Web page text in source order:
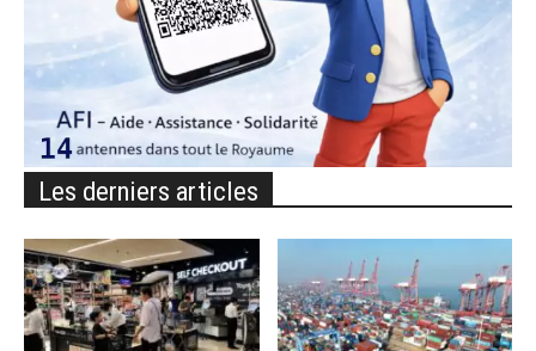
Les derniers articles